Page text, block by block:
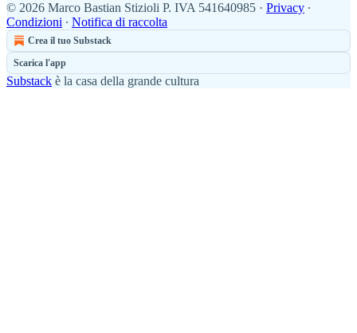
© 2026 Marco Bastian Stizioli P. IVA 541640985 · Privacy ∙
Condizioni ∙ Notifica di raccolta
Crea il tuo Substack
Scarica l'app
Substack è la casa della grande cultura